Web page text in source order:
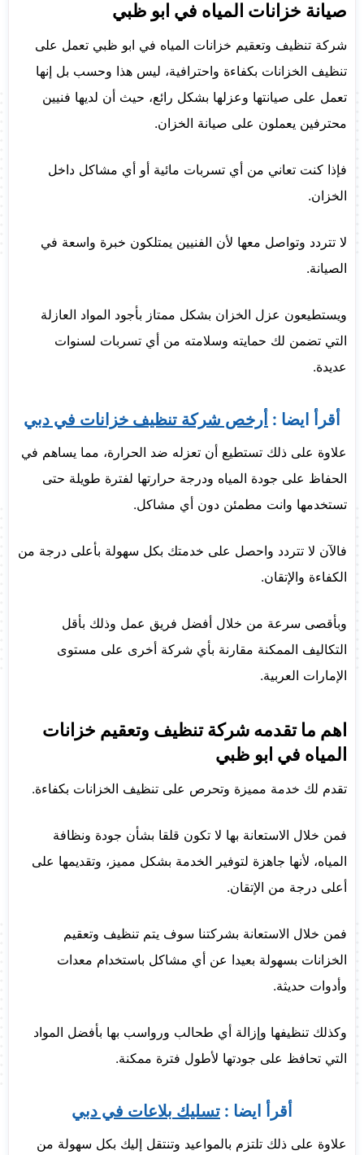
صيانة خزانات المياه في ابو ظبي
شركة تنظيف وتعقيم خزانات المياه في ابو ظبي تعمل على
تنظيف الخزانات بكفاءة واحترافية، ليس هذا وحسب بل إنها
تعمل على صيانتها وعزلها بشكل رائع، حيث أن لديها فنيين
محترفين يعملون على صيانة الخزان.
فإذا كنت تعاني من أي تسربات مائية أو أي مشاكل داخل
الخزان.
لا تتردد وتواصل معها لأن الفنيين يمتلكون خبرة واسعة في
الصيانة.
ويستطيعون عزل الخزان بشكل ممتاز بأجود المواد العازلة
التي تضمن لك حمايته وسلامته من أي تسربات لسنوات
عديدة.
أقرأ ايضا : أرخص شركة تنظيف خزانات في دبي
علاوة على ذلك تستطيع أن تعزله ضد الحرارة، مما يساهم في
الحفاظ على جودة المياه ودرجة حرارتها لفترة طويلة حتى
تستخدمها وانت مطمئن دون أي مشاكل.
فالآن لا تتردد واحصل على خدمتك بكل سهولة بأعلى درجة من
الكفاءة والإتقان.
وبأقصى سرعة من خلال أفضل فريق عمل وذلك بأقل
التكاليف الممكنة مقارنة بأي شركة أخرى على مستوى
الإمارات العربية.
اهم ما تقدمه شركة تنظيف وتعقيم خزانات
المياه في ابو ظبي
تقدم لك خدمة مميزة وتحرص على تنظيف الخزانات بكفاءة.
فمن خلال الاستعانة بها لا تكون قلقا بشأن جودة ونظافة
المياه، لأنها جاهزة لتوفير الخدمة بشكل مميز، وتقديمها على
أعلى درجة من الإتقان.
فمن خلال الاستعانة بشركتنا سوف يتم تنظيف وتعقيم
الخزانات بسهولة بعيدا عن أي مشاكل باستخدام معدات
وأدوات حديثة.
وكذلك تنظيفها وإزالة أي طحالب ورواسب بها بأفضل المواد
التي تحافظ على جودتها لأطول فترة ممكنة.
أقرأ ايضا : تسليك بلاعات في دبي
علاوة على ذلك تلتزم بالمواعيد وتنتقل إليك بكل سهولة من